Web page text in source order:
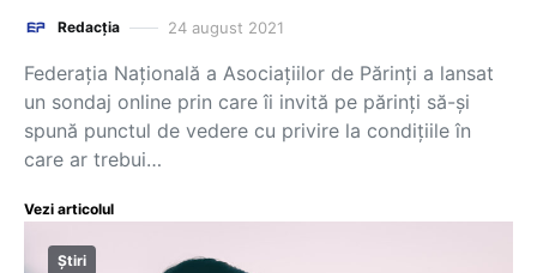
Redacția 24 august 2021
Federația Națională a Asociațiilor de Părinți a lansat
un sondaj online prin care îi invită pe părinți să-și
spună punctul de vedere cu privire la condițiile în
care ar trebui…
Vezi articolul
Știri